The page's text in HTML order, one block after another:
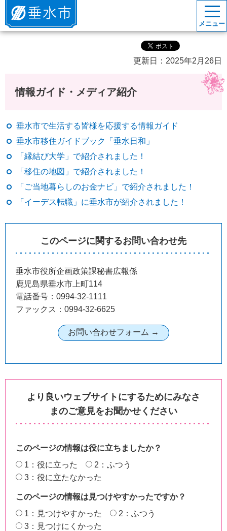
垂水市
メニュー
更新日：2025年2月26日
情報ガイド・メディア紹介
垂水市で生活する皆様を応援する情報ガイド
垂水市移住ガイドブック「垂水日和」
「縁結び大学」で紹介されました！
「移住の地図」で紹介されました！
「ご当地暮らしのお金ナビ」で紹介されました！
「イーデス転職」に垂水市が紹介されました！
このページに関するお問い合わせ先
垂水市役所企画政策課秘書広報係
鹿児島県垂水市上町114
電話番号：0994-32-1111
ファックス：0994-32-6625
より良いウェブサイトにするためにみなさ
まのご意見をお聞かせください
このページの情報は役に立ちましたか？
1：役に立った
2：ふつう
3：役に立たなかった
このページの情報は見つけやすかったですか？
1：見つけやすかった
2：ふつう
3：見つけにくかった